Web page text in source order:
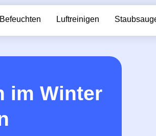
Befeuchten Luftreinigen
im Winter